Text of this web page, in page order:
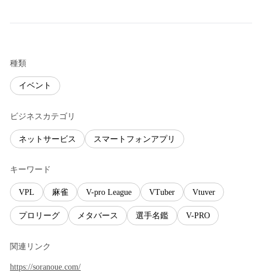
種類
イベント
ビジネスカテゴリ
ネットサービス スマートフォンアプリ
キーワード
VPL 麻雀 V-pro League VTuber Vtuver
プロリーグ メタバース 選手名鑑 V-PRO
関連リンク
https://soranoue.com/